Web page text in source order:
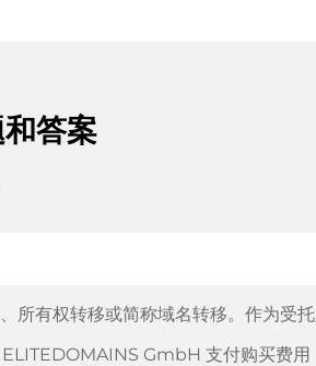
答案
所有权转移或简称域名转移。作为受
GmbH 支付购买费